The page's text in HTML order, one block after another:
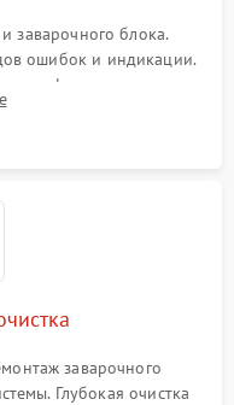
заварочного блока.
ошибок и индикации.
и кофемолки на слух.
воды для выявления
заварочного
Глубокая очистка